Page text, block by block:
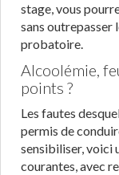
stage, vous
sans outrepasser
probatoire.
Alcoolémie,
points ?
Les fautes
permis de
sensibiliser, voici
courantes, avec